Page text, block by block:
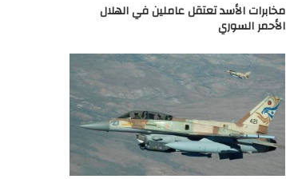
مخابرات الأسد تعتقل عاملين في الهلال
الأحمر السوري